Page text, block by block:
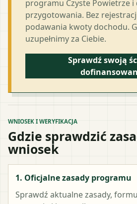
programu Czyste Powietrze
przygotowania. Bez
podawania kwoty dochodu.
uzupełnimy za Ciebie.
Sprawdź swoją
WNIOSEK I WERYFIKACJA
Gdzie sprawdzić
wniosek
1. Oficjalne zasady programu
Sprawdź aktualne zasady,